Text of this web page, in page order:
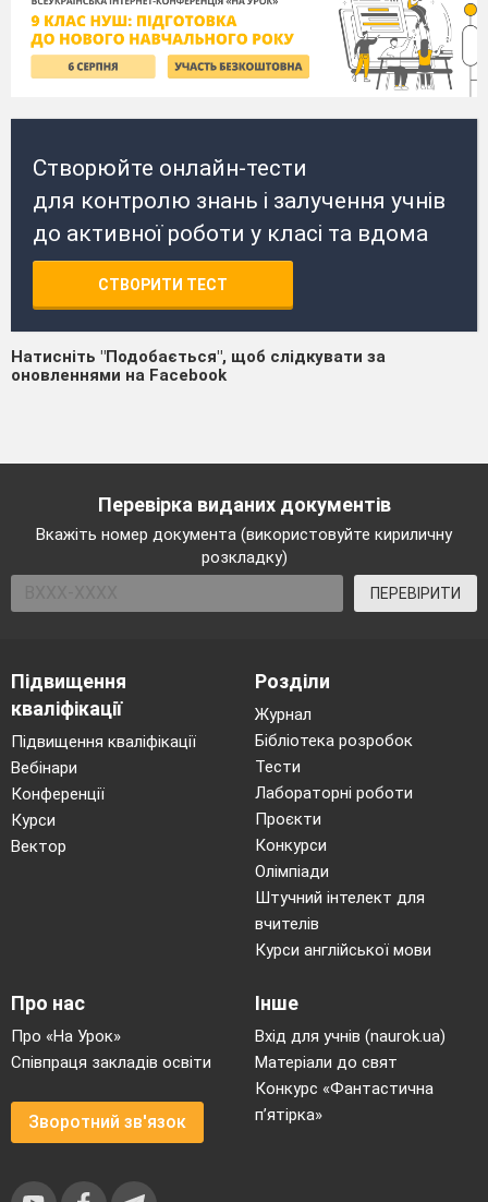
Створюйте онлайн-тести
для контролю знань і залучення учнів
до активної роботи у класі та вдома
СТВОРИТИ ТЕСТ
Натисніть "Подобається", щоб слідкувати за
оновленнями на Facebook
Перевірка виданих документів
Вкажіть номер документа (використовуйте кириличну
розкладку)
ПЕРЕВІРИТИ
Підвищення
кваліфікації
Підвищення кваліфікації
Вебінари
Конференції
Курси
Вектор
Розділи
Журнал
Бібліотека розробок
Тести
Лабораторні роботи
Проєкти
Конкурси
Олімпіади
Штучний інтелект для
вчителів
Курси англійської мови
Про нас
Про «На Урок»
Співпраця закладів освіти
Зворотний зв'язок
Інше
Вхід для учнів (naurok.ua)
Матеріали до свят
Конкурс «Фантастична
п’ятірка»